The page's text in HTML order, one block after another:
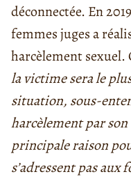
déconnectée. En
femmes juges a
harcèlement sexuel.
la victime sera le
situation, sous-
harcèlement par
principale raison
s’adressent pas aux